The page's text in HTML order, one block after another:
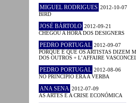
MIGUEL RODRIGUES 2012-10-07
BIRD
JOSÉ BÁRTOLO 2012-09-21
CHEGOU A HORA DOS DESIGNERS
PEDRO PORTUGAL 2012-09-07
PORQUE É QUE OS ARTISTAS DIZEM
DOS OUTROS + L’AFFAIRE
PEDRO PORTUGAL 2012-08-06
NO PRINCÍPIO ERA A VERBA
ANA SENA 2012-07-09
AS ARTES E A CRISE ECONÓMICA